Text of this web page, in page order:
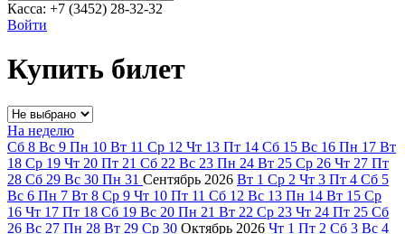
Касса: +7 (3452) 28-32-32
Войти
Купить билет
На неделю
Сб 8 Вс 9 Пн 10 Вт 11 Ср 12 Чт 13 Пт 14 Сб 15 Вс 16 Пн 17 Вт
18 Ср 19 Чт 20 Пт 21 Сб 22 Вс 23 Пн 24 Вт 25 Ср 26 Чт 27 Пт
28 Сб 29 Вс 30 Пн 31 Сентябрь 2026 Вт 1 Ср 2 Чт 3 Пт 4 Сб 5
Вс 6 Пн 7 Вт 8 Ср 9 Чт 10 Пт 11 Сб 12 Вс 13 Пн 14 Вт 15 Ср
16 Чт 17 Пт 18 Сб 19 Вс 20 Пн 21 Вт 22 Ср 23 Чт 24 Пт 25 Сб
26 Вс 27 Пн 28 Вт 29 Ср 30 Октябрь 2026 Чт 1 Пт 2 Сб 3 Вс 4